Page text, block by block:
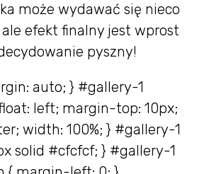
może wydawać się nieco
efekt finalny jest wprost
pyszny!
auto; } #gallery-1
left; margin-top: 10px;
width: 100%; } #gallery-1
solid #cfcfcf; } #gallery-1